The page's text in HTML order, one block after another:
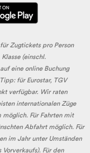
Zugtickets pro Person
(einschl.
eine online Buchung
für Eurostar, TGV
verfügbar. Wir raten
internationalen Züge
möglich. Für Fahrten mit
Abfahrt möglich. Für
im Jahr unter Umständen
Für den